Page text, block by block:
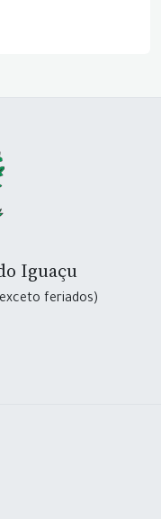
Iguaçu
feriados)